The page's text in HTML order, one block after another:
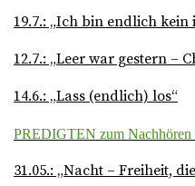
19.7.: „Ich bin endlich kein
12.7.: „Leer war gestern –
14.6.: „Lass (endlich) los“
PREDIGTEN zum Nachhören
31.05.: „Nacht – Freiheit,